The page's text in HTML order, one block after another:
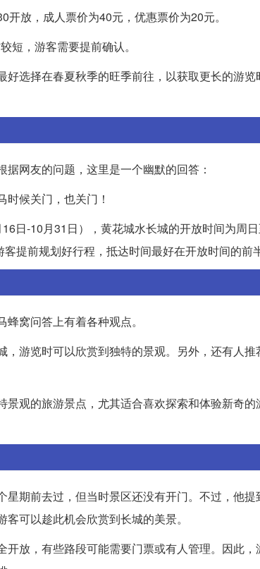
放，成人票价为40元，优惠票价为20元。
短，游客需要提前确认。
选择在春夏秋季的旺季前往，以获取更长的游
网友的问题，这里是一个幽默的回答：
候关门，也关门！
日-10月31日），黄花城水长城的开放时间为周
提前规划好行程，抵达时间最好在开放时间的前半
窝问答上有着各种观点。
游览时可以欣赏到独特的景观。另外，还有人
观的旅游景点，尤其适合喜欢探索和体验新奇
期前去过，但当时景区还没有开门。不过，他
可以趁此机会欣赏到长城的美景。
放，有些路段可能需要门票或有人管理。因此